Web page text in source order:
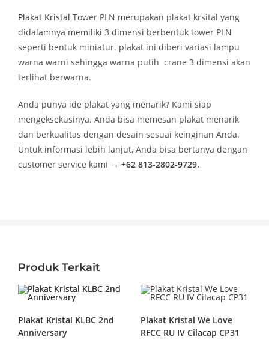
Plakat Kristal Tower PLN merupakan plakat krsital yang
didalamnya memiliki 3 dimensi berbentuk tower PLN
seperti bentuk miniatur. plakat ini diberi variasi lampu
warna warni sehingga warna putih crane 3 dimensi akan
terlihat berwarna.
Anda punya ide plakat yang menarik? Kami siap
mengeksekusinya. Anda bisa memesan plakat menarik
dan berkualitas dengan desain sesuai keinginan Anda.
Untuk informasi lebih lanjut, Anda bisa bertanya dengan
customer service kami → +62 813-2802-9729.
Produk Terkait
Plakat Kristal KLBC 2nd
Anniversary
Plakat Kristal We Love
RFCC RU IV Cilacap CP31